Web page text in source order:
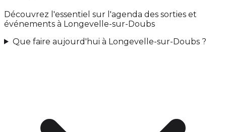
Découvrez l'essentiel sur l'agenda des sorties et
événements à Longevelle-sur-Doubs
Que faire aujourd'hui à Longevelle-sur-Doubs ?